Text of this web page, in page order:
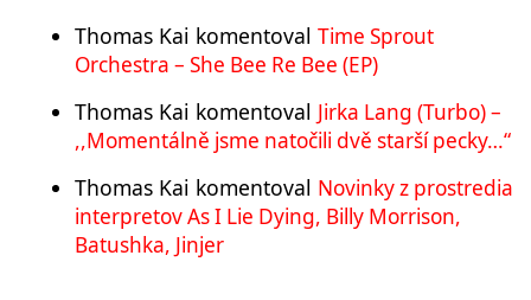
Thomas Kai komentoval Time Sprout
Orchestra – She Bee Re Bee (EP)
Thomas Kai komentoval Jirka Lang (Turbo) –
,,Momentálně jsme natočili dvě starší pecky…“
Thomas Kai komentoval Novinky z prostredia
interpretov As I Lie Dying, Billy Morrison,
Batushka, Jinjer